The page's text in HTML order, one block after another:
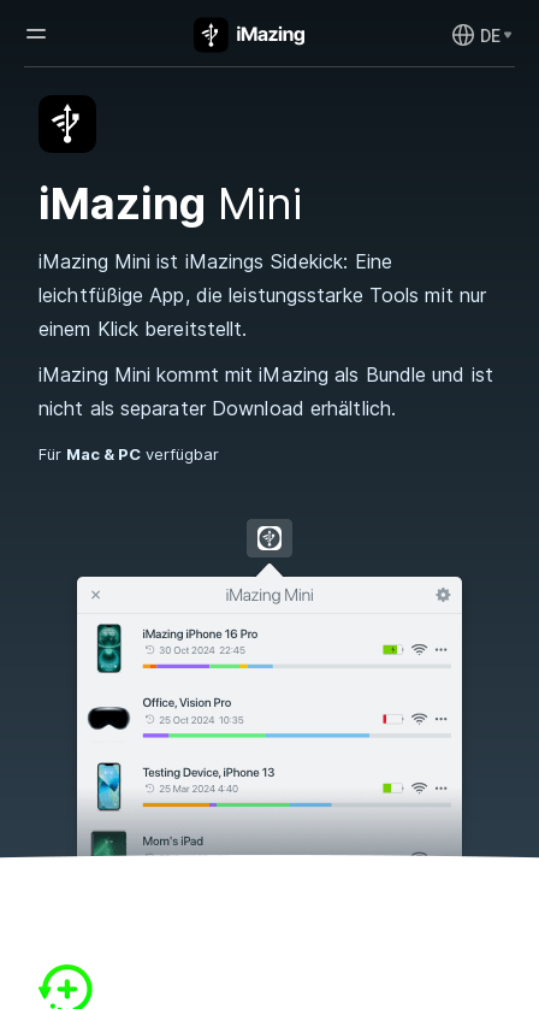
DE
iMazing Mini
iMazing Mini ist iMazings Sidekick: Eine
leichtfüßige App, die leistungsstarke Tools mit nur
einem Klick bereitstellt.
iMazing Mini kommt mit iMazing als Bundle und ist
nicht als separater Download erhältlich.
Für Mac & PC verfügbar